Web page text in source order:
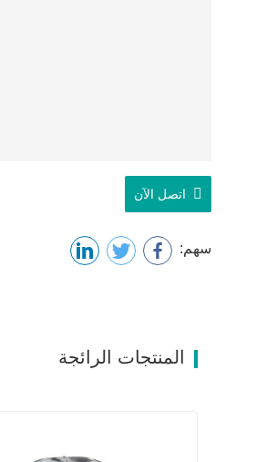
اتصل الآن
سهم:
المنتجات الرائجة